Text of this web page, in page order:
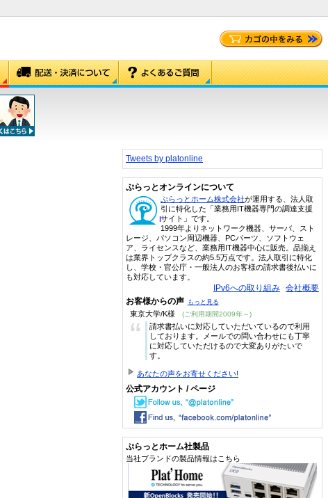
Tweets by platonline
ぷらっとオンラインについて
ぷらっとホーム株式会社が運用する、法人取
引に特化した「業務用IT機器専門の調達支援
サイト」です。
1999年よりネットワーク機器、サーバ、スト
レージ、パソコン周辺機器、PCパーツ、ソフトウェ
ア、ライセンスなど、業務用IT機器中心に販売。品揃え
は業界トップクラスの約5.5万点です。法人取引に特化
し、学校・官公庁・一般法人のお客様の請求書後払いに
も対応しています。
IPv6への取り組み 会社概要
お客様からの声 もっと見る
東京大学/K様 (ご利用期間2009年～)
“
請求書払いに対応していただいているので利用
しております。メールでの問い合わせにも丁寧
に対応していただけるので大変ありがたいで
す。
あなたの声をお寄せください!
公式アカウント / ページ
ぷらっとホーム社製品
当社ブランドの製品情報はこちら